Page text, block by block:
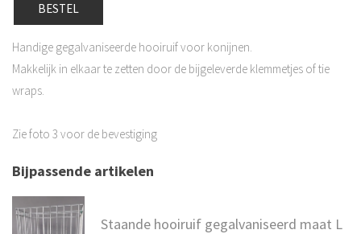
BESTEL
Handige gegalvaniseerde hooiruif voor konijnen.
Makkelijk in elkaar te zetten door de bijgeleverde klemmetjes of tie
wraps.
Zie foto 3 voor de bevestiging
Bijpassende artikelen
Staande hooiruif gegalvaniseerd maat L